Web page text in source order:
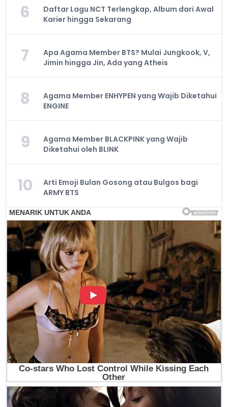
6
Daftar Lagu NCT Terlengkap, Album dari Awal
Karier hingga Sekarang
7
Apa Agama Member BTS? Mulai Jungkook, V,
Jimin hingga Jin, Ada yang Atheis
8
Agama Member ENHYPEN yang Wajib Diketahui
ENGINE
9
Agama Member BLACKPINK yang Wajib
Diketahui oleh BLINK
10
Arti Emoji Bulan Gosong atau Bulgos bagi
ARMY BTS